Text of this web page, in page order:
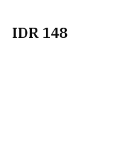
IDR 148